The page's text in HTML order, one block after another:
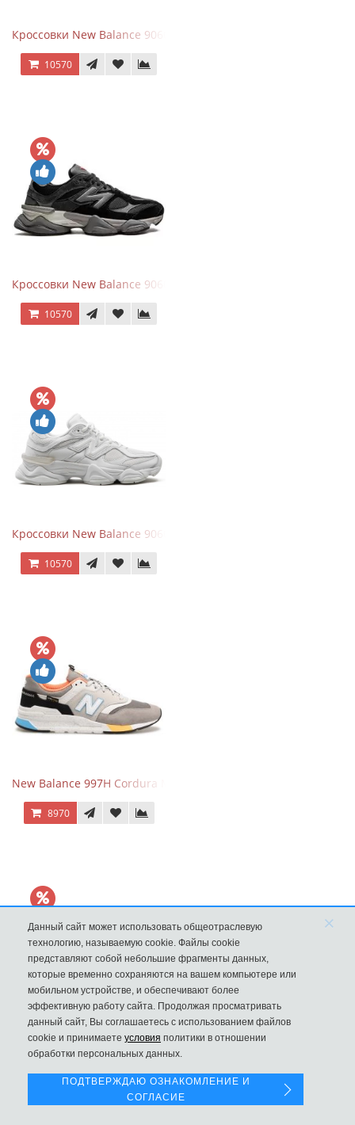
Кроссовки New Balance 9060 Beige White
10570
Кроссовки New Balance 9060 Black Castlerock
10570
Кроссовки New Balance 9060 Triple White
10570
New Balance 997H Cordura Marblehead с желтой и голубой
8970
New Balance 530 Custom Retro Cream Grey
Данный сайт может использовать общеотраслевую
технологию, называемую cookie. Файлы cookie
представляют собой небольшие фрагменты данных,
которые временно сохраняются на вашем компьютере или
мобильном устройстве, и обеспечивают более
эффективную работу сайта. Продолжая просматривать
данный сайт, Вы соглашаетесь с использованием файлов
cookie и принимаете условия политики в отношении
обработки персональных данных.
×
ПОДТВЕРЖДАЮ ОЗНАКОМЛЕНИЕ И
СОГЛАСИЕ